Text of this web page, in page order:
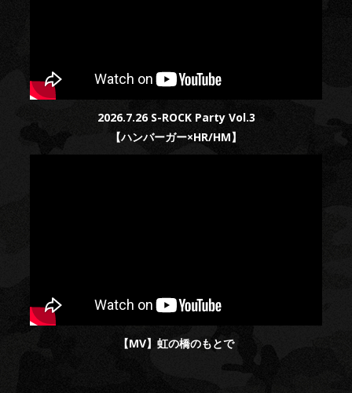
2026.7.26 S-ROCK Party Vol.3
【ハンバーガー×HR/HM】
【MV】虹の橋のもとで